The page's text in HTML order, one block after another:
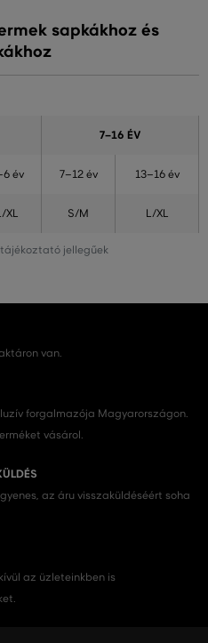
sapkákhoz és
jellegűek
7–16 ÉV
év 7–12 év 13–16 év
XL S/M L/XL
van.
forgalmazója Magyarországon.
vásárol.
az áru visszaküldéséért soha
az üzleteinkben is